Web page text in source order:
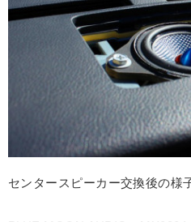
センタースピーカー交換後の様